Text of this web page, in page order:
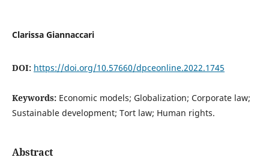
Clarissa Giannaccari
DOI: https://doi.org/10.57660/dpceonline.2022.1745
Keywords: Economic models; Globalization; Corporate law;
Sustainable development; Tort law; Human rights.
Abstract